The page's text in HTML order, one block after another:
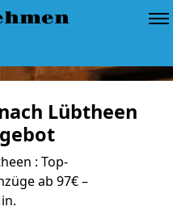
Lübtheen
: Top-
ab 97€ –